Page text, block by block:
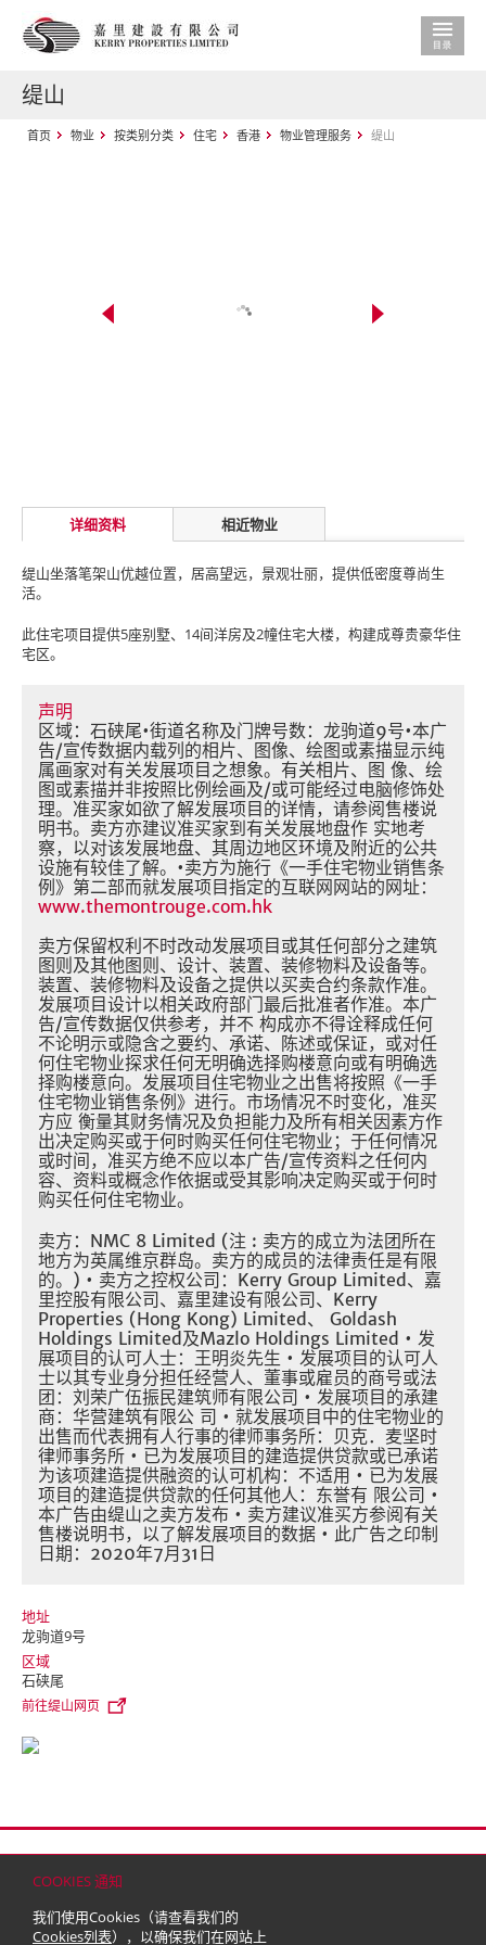
COOKIES 通知
我们使用Cookies（请查看我们的
Cookies列表），以确保我们在网站上
缇山
首页 物业 按类别分类 住宅 香港 物业管理服务 缇山
详细资料 相近物业
缇山坐落笔架山优越位置，居高望远，景观壮丽，提供低密度尊尚生
活。
此住宅项目提供5座别墅、14间洋房及2幢住宅大楼，构建成尊贵豪华住
宅区。
声明
区域：石硖尾•街道名称及门牌号数：龙驹道9号•本广
告/宣传数据内载列的相片、图像、绘图或素描显示纯
属画家对有关发展项目之想象。有关相片、图 像、绘
图或素描并非按照比例绘画及/或可能经过电脑修饰处
理。准买家如欲了解发展项目的详情，请参阅售楼说
明书。卖方亦建议准买家到有关发展地盘作 实地考
察，以对该发展地盘、其周边地区环境及附近的公共
设施有较佳了解。•卖方为施行《一手住宅物业销售条
例》第二部而就发展项目指定的互联网网站的网址：
www.themontrouge.com.hk
卖方保留权利不时改动发展项目或其任何部分之建筑
图则及其他图则、设计、装置、装修物料及设备等。
装置、装修物料及设备之提供以买卖合约条款作准。
发展项目设计以相关政府部门最后批准者作准。本广
告/宣传数据仅供参考，并不 构成亦不得诠释成任何
不论明示或隐含之要约、承诺、陈述或保证，或对任
何住宅物业探求任何无明确选择购楼意向或有明确选
择购楼意向。发展项目住宅物业之出售将按照《一手
住宅物业销售条例》进行。市场情况不时变化，准买
方应 衡量其财务情况及负担能力及所有相关因素方作
出决定购买或于何时购买任何住宅物业；于任何情况
或时间，准买方绝不应以本广告/宣传资料之任何内
容、资料或概念作依据或受其影响决定购买或于何时
购买任何住宅物业。
卖方：NMC 8 Limited (注 : 卖方的成立为法团所在
地方为英属维京群岛。卖方的成员的法律责任是有限
的。) • 卖方之控权公司：Kerry Group Limited、嘉
里控股有限公司、嘉里建设有限公司、Kerry
Properties (Hong Kong) Limited、 Goldash
Holdings Limited及Mazlo Holdings Limited • 发
展项目的认可人士：王明炎先生 • 发展项目的认可人
士以其专业身分担任经营人、董事或雇员的商号或法
团：刘荣广伍振民建筑师有限公司 • 发展项目的承建
商：华营建筑有限公 司 • 就发展项目中的住宅物业的
出售而代表拥有人行事的律师事务所：贝克．麦坚时
律师事务所 • 已为发展项目的建造提供贷款或已承诺
为该项建造提供融资的认可机构：不适用 • 已为发展
项目的建造提供贷款的任何其他人：东誉有 限公司 •
本广告由缇山之卖方发布 • 卖方建议准买方参阅有关
售楼说明书，以了解发展项目的数据 • 此广告之印制
日期：2020年7月31日
地址
龙驹道9号
区域
石硖尾
前往缇山网页
© 2026 嘉里建设有限公司 (于百慕达注册成立之有限公司)